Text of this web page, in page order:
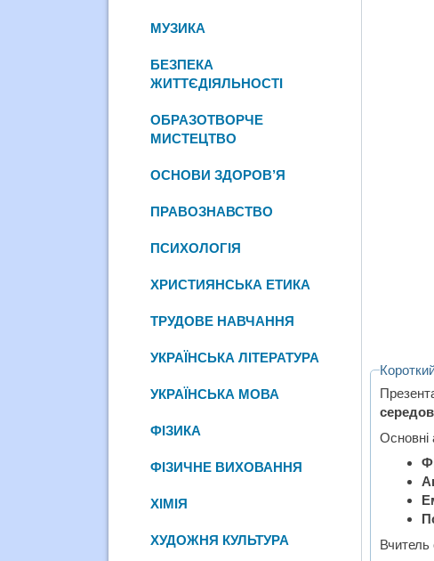
Основні
МУЗИКА
БЕЗПЕКА
ЖИТТЄДІЯЛЬНОСТІ
ОБРАЗОТВОРЧЕ
МИСТЕЦТВО
ОСНОВИ ЗДОРОВ’Я
ПРАВОЗНАВСТВО
ПСИХОЛОГІЯ
ХРИСТИЯНСЬКА ЕТИКА
ТРУДОВЕ НАВЧАННЯ
УКРАЇНСЬКА ЛІТЕРАТУРА
УКРАЇНСЬКА МОВА
ФІЗИКА
ФІЗИЧНЕ ВИХОВАННЯ
ХІМІЯ
ХУДОЖНЯ КУЛЬТУРА